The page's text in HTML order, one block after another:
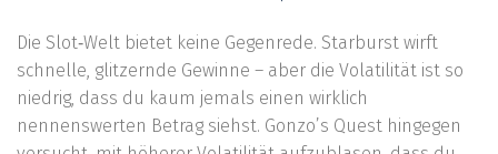
Die Slot‑Welt bietet keine Gegenrede. Starburst wirft
schnelle, glitzernde Gewinne – aber die Volatilität ist so
niedrig, dass du kaum jemals einen wirklich
nennenswerten Betrag siehst. Gonzo’s Quest hingegen